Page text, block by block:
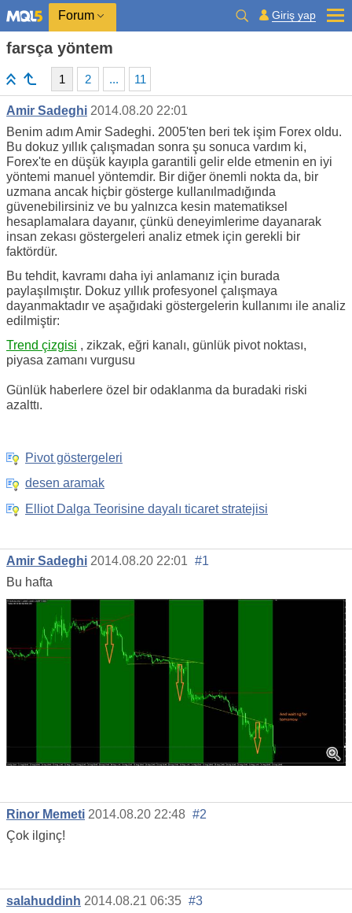
Forum Giriş yap
farsça yöntem
1 2 ... 11
Amir Sadeghi 2014.08.20 22:01
Benim adım Amir Sadeghi. 2005'ten beri tek işim Forex oldu.
Bu dokuz yıllık çalışmadan sonra şu sonuca vardım ki,
Forex'te en düşük kayıpla garantili gelir elde etmenin en iyi
yöntemi manuel yöntemdir. Bir diğer önemli nokta da, bir
uzmana ancak hiçbir gösterge kullanılmadığında
güvenebilirsiniz ve bu yalnızca kesin matematiksel
hesaplamalara dayanır, çünkü deneyimlerime dayanarak
insan zekası göstergeleri analiz etmek için gerekli bir
faktördür.
Bu tehdit, kavramı daha iyi anlamanız için burada
paylaşılmıştır. Dokuz yıllık profesyonel çalışmaya
dayanmaktadır ve aşağıdaki göstergelerin kullanımı ile analiz
edilmiştir:
Trend çizgisi , zikzak, eğri kanalı, günlük pivot noktası,
piyasa zamanı vurgusu
Günlük haberlere özel bir odaklanma da buradaki riski
azalttı.
Pivot göstergeleri
desen aramak
Elliot Dalga Teorisine dayalı ticaret stratejisi
Amir Sadeghi 2014.08.20 22:01 #1
Bu hafta
Rinor Memeti 2014.08.20 22:48 #2
Çok ilginç!
salahuddinh 2014.08.21 06:35 #3